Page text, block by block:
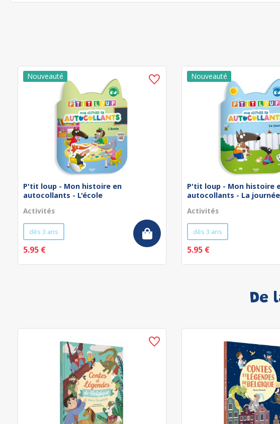
P'tit loup - Mon histoire en
autocollants - L'école
Activités
dès 3 ans
5.95 €
P'tit loup - Mon histoire
autocollants - La journée
Activités
dès 3 ans
5.95 €
De